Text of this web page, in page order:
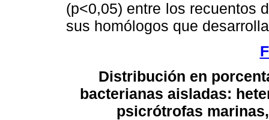
(p<0,05) entre los recuentos
sus homólogos que
Distribución en
bacterianas aisladas:
psicrótrofas